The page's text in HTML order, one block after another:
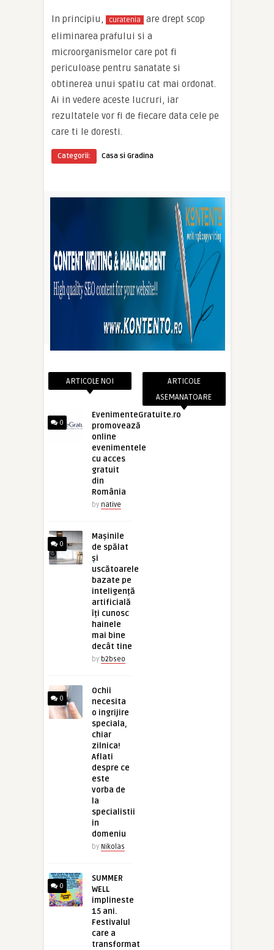
In principiu, curatenia
are drept scop
eliminarea prafului si a
microorganismelor care pot fi
periculoase pentru sanatate si
obtinerea unui spatiu cat mai ordonat.
Ai in vedere aceste lucruri, iar
rezultatele vor fi de fiecare data cele pe
care ti le doresti.
Categorii: Casa si Gradina
ARTICOLE NOI
0
EvenimenteGratuite.ro
promovează
online
evenimentele
cu acces
gratuit
din
România
by native
0
Mașinile
de spălat
și
uscătoarele
bazate pe
inteligență
artificială
îți cunosc
hainele
mai bine
decât tine
by b2bseo
0
Ochii
necesita
o ingrijire
speciala,
chiar
zilnica!
Aflati
despre ce
este
vorba de
la
specialistii
in
domeniu
by Nikolas
0
SUMMER
WELL
implineste
15 ani.
Festivalul
care a
transformat
ARTICOLE
ASEMANATOARE